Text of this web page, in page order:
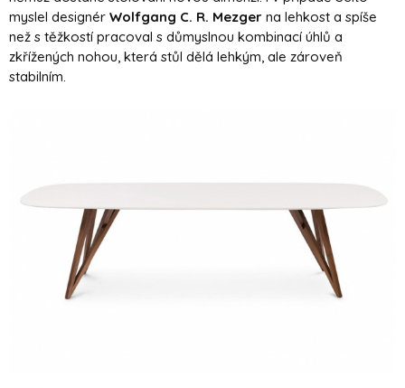
myslel designér Wolfgang C. R. Mezger na lehkost a spíše
než s těžkostí pracoval s důmyslnou kombinací úhlů a
zkřížených nohou, která stůl dělá lehkým, ale zároveň
stabilním.